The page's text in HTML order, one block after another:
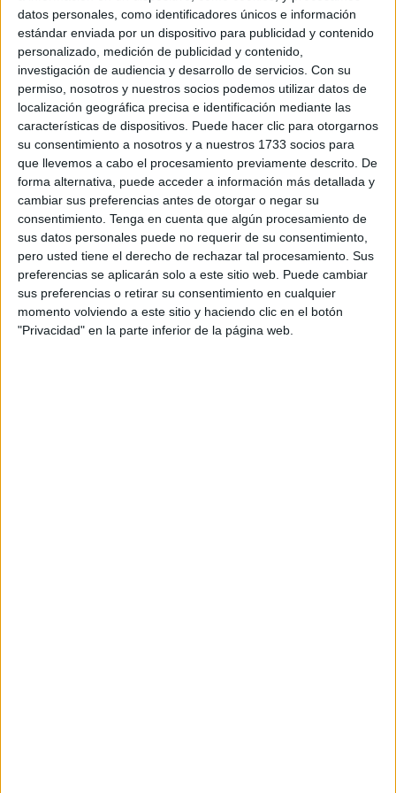
datos personales, como identificadores únicos e información
estándar enviada por un dispositivo para publicidad y contenido
personalizado, medición de publicidad y contenido,
investigación de audiencia y desarrollo de servicios. Con su
permiso, nosotros y nuestros socios podemos utilizar datos de
localización geográfica precisa e identificación mediante las
características de dispositivos. Puede hacer clic para otorgarnos
su consentimiento a nosotros y a nuestros 1733 socios para
que llevemos a cabo el procesamiento previamente descrito. De
forma alternativa, puede acceder a información más detallada y
cambiar sus preferencias antes de otorgar o negar su
consentimiento. Tenga en cuenta que algún procesamiento de
sus datos personales puede no requerir de su consentimiento,
pero usted tiene el derecho de rechazar tal procesamiento. Sus
preferencias se aplicarán solo a este sitio web. Puede cambiar
sus preferencias o retirar su consentimiento en cualquier
momento volviendo a este sitio y haciendo clic en el botón
"Privacidad" en la parte inferior de la página web.
en momentos duros de esta profesión.
Me recuerda a todas las víctimas que han tenido la
fortaleza de denunciar, declaraciones en las que nos
narran sus vidas, sus miedos y los momentos más duros
vividos con aquel que debía haber protegido a la familia y
haberle permitido un desarrollo personal ajeno a la
violencia, nos permitir luchar para restaurar en la medida
de lo posible la dignidad perdida, y especialmente me
recuerda a aquellas, que, por desgracia, no llegaron a
tiempo.
A nivel profesional supone una responsabilidad, este
reconocimiento reafirma que la Fiscalía tiene un impacto
real en la vida de las personas y debemos actuar con